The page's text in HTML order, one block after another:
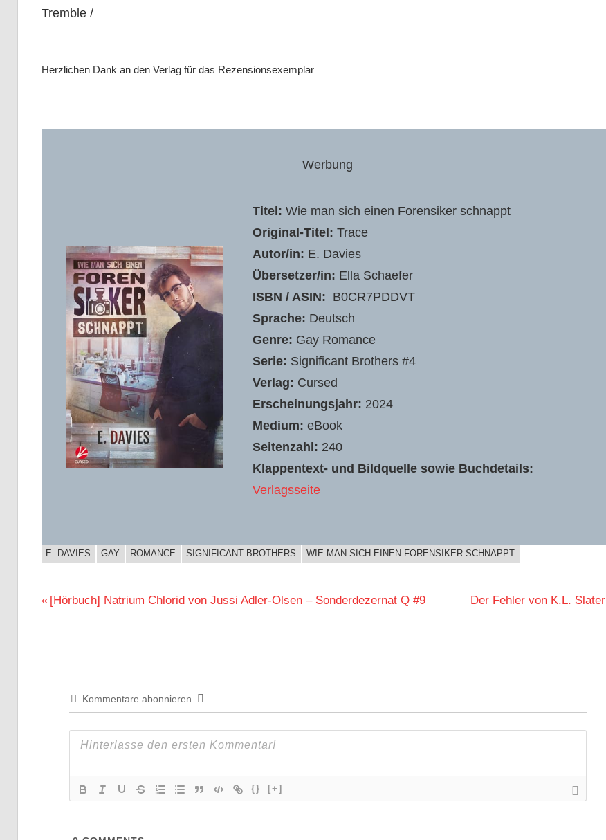
Tremble /
Herzlichen Dank an den Verlag für das Rezensionsexemplar
Werbung
Titel: Wie man sich einen Forensiker schnappt
Original-Titel: Trace
Autor/in: E. Davies
Übersetzer/in: Ella Schaefer
ISBN / ASIN: ‎ B0CR7PDDVT
Sprache: Deutsch
Genre: Gay Romance
Serie: Significant Brothers #4
Verlag: Cursed
Erscheinungsjahr: 2024
Medium: eBook
Seitenzahl: 240
Klappentext- und Bildquelle sowie Buchdetails:
Verlagsseite
BUCHIGES
E. DAVIES GAY ROMANCE SIGNIFICANT BROTHERS WIE MAN SICH EINEN FORENSIKER SCHNAPPT
Beitragsnavigation
Vorheriger
[Hörbuch] Natrium Chlorid von Jussi Adler-Olsen – Sonderdezernat Q #9
Nächster
Der Fehler von K.L. Slater
Kommentare abonnieren
{} [+]